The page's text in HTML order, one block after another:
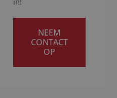
NEEM
CONTACT
OP